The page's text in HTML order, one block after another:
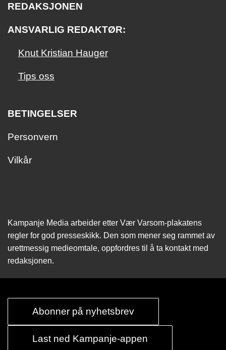
REDAKSJONEN
ANSVARLIG REDAKTØR:
Knut Kristian Hauger
Tips oss
BETINGELSER
Personvern
Vilkår
Kampanje Media arbeider etter Vær Varsom-plakatens
regler for god presseskikk. Den som mener seg rammet av
urettmessig medie­omtale, oppfordres til å ta kontakt med
redaksjonen.
Abonner på nyhetsbrev
Last ned Kampanje-appen